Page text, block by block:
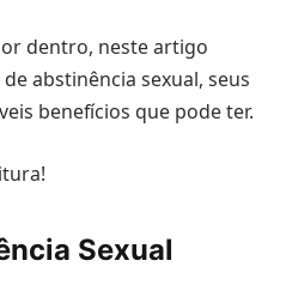
dentro, neste artigo
abstinência sexual, seus
benefícios que pode ter.
Sexual